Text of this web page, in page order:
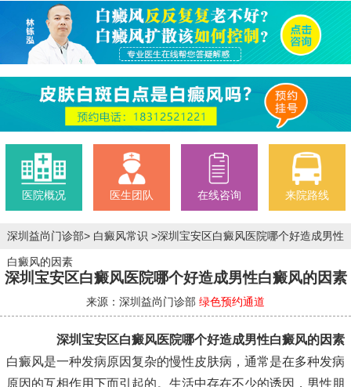
医院概况 医生团队 在线咨询 来院路线
深圳益尚门诊部>白癜风常识 >深圳宝安区白癜风医院哪个好造成男性
白癜风的因素
深圳宝安区白癜风医院哪个好造成男性白癜风的因素
来源：深圳益尚门诊部 绿色预约通道
深圳宝安区白癜风医院哪个好造成男性白癜风的因素
白癜风是一种发病原因复杂的慢性皮肤病，通常是在多种发病
原因的互相作用下而引起的。生活中存在不少的诱因，男性朋